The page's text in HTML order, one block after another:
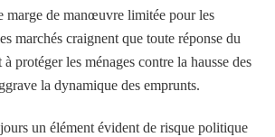
marge de manœuvre limitée pour les
marchés craignent que toute réponse du
protéger les ménages contre la hausse des
la dynamique des emprunts.
un élément évident de risque politique